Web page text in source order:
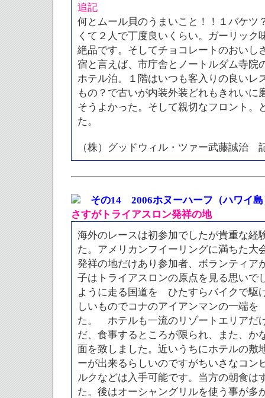
追記
何とムール貝のうまいこと！！１バケツ
くて２人で丁度良いくらい。ガーリック
絶品です。そしてチョコレートのおいし
宿と言えば、市庁舎とノートルダム寺院
ホテル泊。１階はいつも客入りの良いレ
もの？で古いが内装外装どれもきれいに
そうよかった。そして親切なフロント。
た。
（株）グッドウィル・ツァー武藤誠治
その14 2006ホヌーハーフ（ハワイ島
さすがトライアスロン発祥の地
海外のレースは初参加でしたが貴重な経
た。アメリカンフイーリングに満ちた大
発祥の地だけあり参加者、ボランティ
子はトライアスロンの原点を見る思いで
ように走る国道を ひたすらバイクで
しいものでコナのアイアンマンの一端
た。 ホテルも一流のリゾートエリアだ
だ、食事するところが限られ、また、か
面を致しました。近いうちにホテルの敷
ーが出来るらしいのですがちいさなコン
ルクなどは入手可能です。当方の朝食は
た。後はオーシャングリルを使う事が